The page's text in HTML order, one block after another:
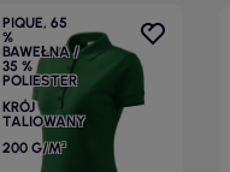
PIQUE, 65
%
BAWEŁNA /
35 %
POLIESTER
KRÓJ
TALIOWANY
200 G/M²